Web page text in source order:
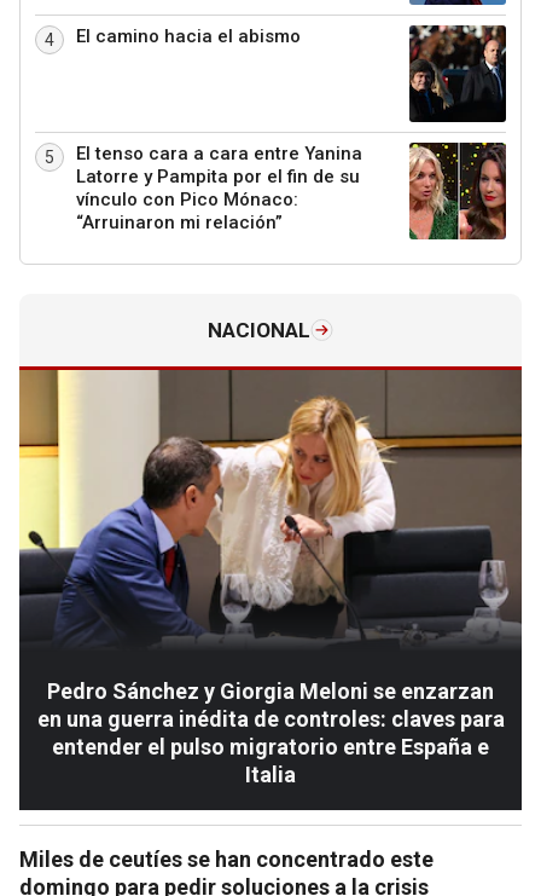
4 El camino hacia el abismo
5
El tenso cara a cara entre Yanina
Latorre y Pampita por el fin de su
vínculo con Pico Mónaco:
“Arruinaron mi relación”
NACIONAL
Pedro Sánchez y Giorgia Meloni se enzarzan
en una guerra inédita de controles: claves para
entender el pulso migratorio entre España e
Italia
Miles de ceutíes se han concentrado este
domingo para pedir soluciones a la crisis